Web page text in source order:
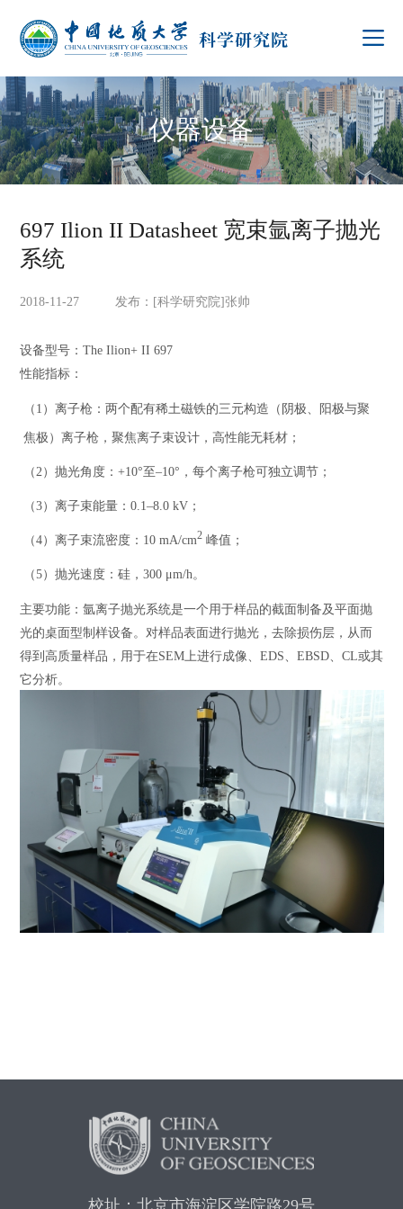
仪器设备
697 Ilion II Datasheet 宽束氩离子抛光
系统
2018-11-27 发布：[科学研究院]张帅
设备型号：The Ilion+ II 697
性能指标：
（1）离子枪：两个配有稀土磁铁的三元构造（阴极、阳极与聚
焦极）离子枪，聚焦离子束设计，高性能无耗材；
（2）抛光角度：+10°至–10°，每个离子枪可独立调节；
（3）离子束能量：0.1–8.0 kV；
（4）离子束流密度：10 mA/cm2峰值；
（5）抛光速度：硅，300 μm/h。
主要功能： 氩离子抛光系统是一个用于样品的截面制备及平面抛
光的桌面型制样设备。对样品表面进行抛光，去除损伤层，从而
得到高质量样品，用于在SEM上进行成像、 EDS、 EBSD、 CL或其
它分析。
校址：北京市海淀区学院路29号